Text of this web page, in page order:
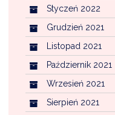
Styczeń 2022
Grudzień 2021
Listopad 2021
Październik 2021
Wrzesień 2021
Sierpień 2021